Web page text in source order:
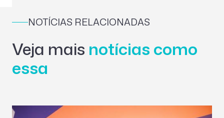
NOTÍCIAS RELACIONADAS
Veja mais notícias como
essa